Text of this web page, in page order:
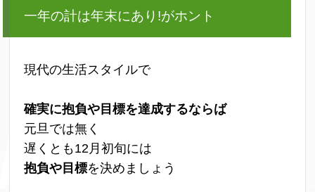
一年の計は年末にあり!がホント
現代の生活スタイルで
確実に抱負や目標を達成するならば
元旦では無く
遅くとも12月初旬には
抱負や目標を決めましょう